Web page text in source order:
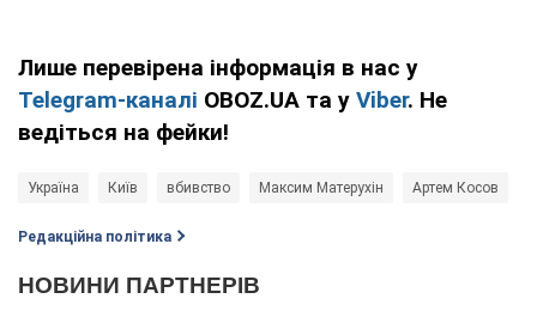
Лише перевірена інформація в нас у
Telegram-каналі OBOZ.UA та у Viber. Не
ведіться на фейки!
Україна Київ вбивство Максим Матерухін Артем Косов
Редакційна політика